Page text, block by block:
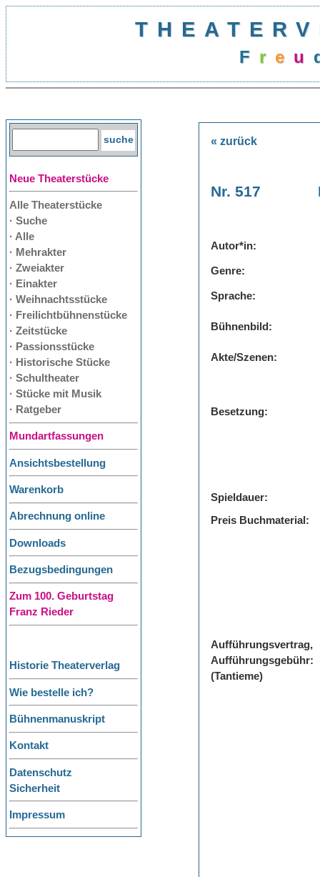
Freu
Neue Theaterstücke
Alle Theaterstücke
· Suche
· Alle
· Mehrakter
· Zweiakter
· Einakter
· Weihnachtsstücke
· Freilichtbühnenstücke
· Zeitstücke
· Passionsstücke
· Historische Stücke
· Schultheater
· Stücke mit Musik
· Ratgeber
Mundartfassungen
Ansichtsbestellung
Warenkorb
Abrechnung online
Downloads
Bezugsbedingungen
Zum 100. Geburtstag
Franz Rieder
Historie Theaterverlag
Wie bestelle ich?
Bühnenmanuskript
Kontakt
Datenschutz
Sicherheit
Impressum
« zurück
Nr. 517
Autor*in:
Genre:
Sprache:
Bühnenbild:
Akte/Szenen:
Besetzung:
Spieldauer:
Preis Buchmaterial:
Aufführungsvertrag,
Aufführungsgebühr:
(Tantieme)